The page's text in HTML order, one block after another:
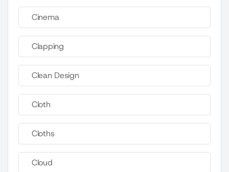
Cinema
Clapping
Clean Design
Cloth
Cloths
Cloud